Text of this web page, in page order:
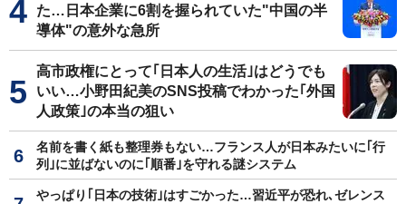
た…日本企業に6割を握られていた"中国の半
導体"の意外な急所
高市政権にとって｢日本人の生活｣はどうでも
いい…小野田紀美のSNS投稿でわかった｢外国
人政策｣の本当の狙い
名前を書く紙も整理券もない…フランス人が日本みたいに｢行
列｣に並ばないのに｢順番｣を守れる謎システム
やっぱり｢日本の技術｣はすごかった…習近平が恐れ､ゼレンス